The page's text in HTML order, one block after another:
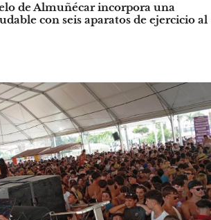
de Almuñécar incorpora una
con seis aparatos de ejercicio al